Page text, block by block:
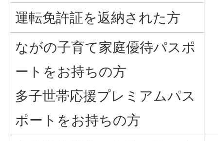
運転免許証を返納された方
ながの子育て家庭優待パスポ
ートをお持ちの方
多子世帯応援プレミアムパス
ポートをお持ちの方